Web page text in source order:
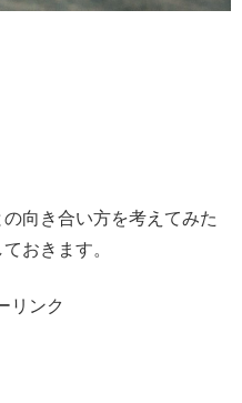
向き合い方を考えてみた
おきます。
リンク